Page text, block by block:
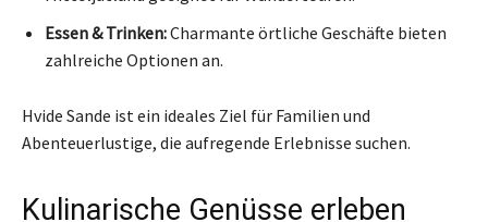
Essen & Trinken:Charmante örtliche Geschäfte bieten
zahlreiche Optionen an.
Hvide Sande ist ein ideales Ziel für Familien und
Abenteuerlustige, die aufregende Erlebnisse suchen.
Kulinarische Genüsse erleben